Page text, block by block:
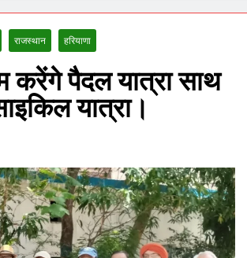
राजस्थान हरियाणा
करेंगे पैदल यात्रा साथ
यात्रा।